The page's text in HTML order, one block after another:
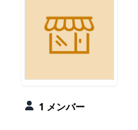
1 メンバー